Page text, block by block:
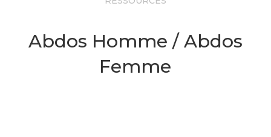
Abdos Homme / Abdos
Femme